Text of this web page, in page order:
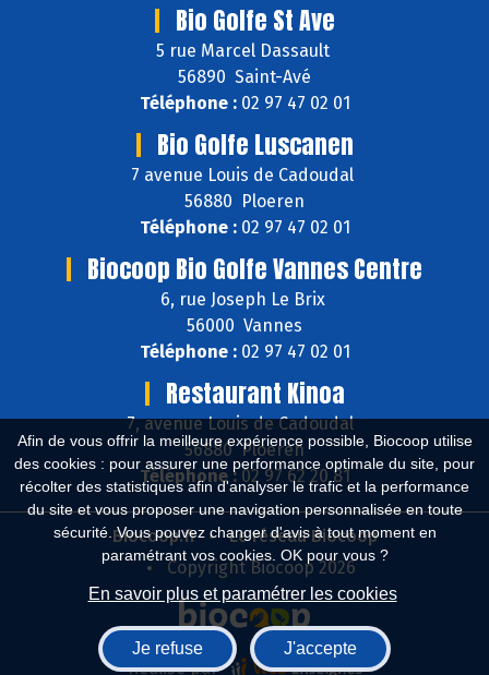
Afin de vous offrir la meilleure expérience possible, Biocoop utilise
des cookies : pour assurer une performance optimale du site, pour
récolter des statistiques afin d'analyser le trafic et la performance
du site et vous proposer une navigation personnalisée en toute
sécurité. Vous pouvez changer d'avis à tout moment en
paramétrant vos cookies. OK pour vous ?
En savoir plus et paramétrer les cookies
Je refuse J'accepte
Bio Golfe St Ave
5 rue Marcel Dassault
56890 Saint-Avé
Téléphone :02 97 47 02 01
Bio Golfe Luscanen
7 avenue Louis de Cadoudal
56880 Ploeren
Téléphone :02 97 47 02 01
Biocoop Bio Golfe Vannes Centre
6, rue Joseph Le Brix
56000 Vannes
Téléphone :02 97 47 02 01
Restaurant Kinoa
7, avenue Louis de Cadoudal
56880 Ploeren
Téléphone :02 97 62 20 81
Biocoop.fr
Le réseau Biocoop
Copyright Biocoop 2026
Réalisé par